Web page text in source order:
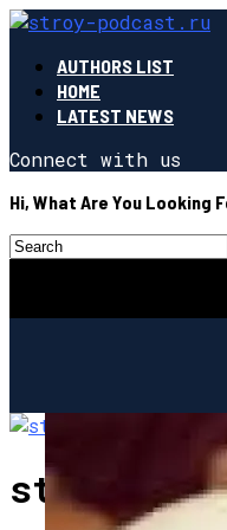
AUTHORS LIST
HOME
LATEST NEWS
Connect with us
Hi, What Are You Looking
stroy-